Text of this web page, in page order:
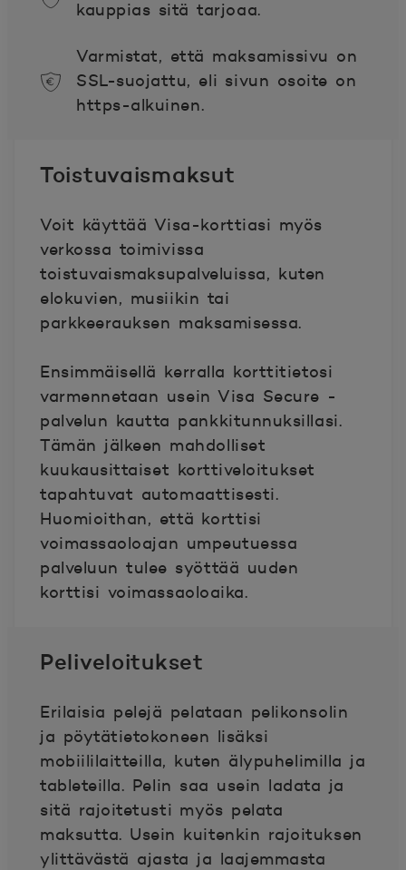
kauppias sitä tarjoaa.
Varmistat, että maksamissivu on
SSL-suojattu, eli sivun osoite on
https-alkuinen.
Toistuvaismaksut
Voit käyttää Visa-korttiasi myös
verkossa toimivissa
toistuvaismaksupalveluissa, kuten
elokuvien, musiikin tai
parkkeerauksen maksamisessa.
Ensimmäisellä kerralla korttitietosi
varmennetaan usein Visa Secure -
palvelun kautta pankkitunnuksillasi.
Tämän jälkeen mahdolliset
kuukausittaiset korttiveloitukset
tapahtuvat automaattisesti.
Huomioithan, että korttisi
voimassaoloajan umpeutuessa
palveluun tulee syöttää uuden
korttisi voimassaoloaika.
Peliveloitukset
Erilaisia pelejä pelataan pelikonsolin
ja pöytätietokoneen lisäksi
mobiililaitteilla, kuten älypuhelimilla ja
tableteilla. Pelin saa usein ladata ja
sitä rajoitetusti myös pelata
maksutta. Usein kuitenkin rajoituksen
ylittävästä ajasta ja laajemmasta